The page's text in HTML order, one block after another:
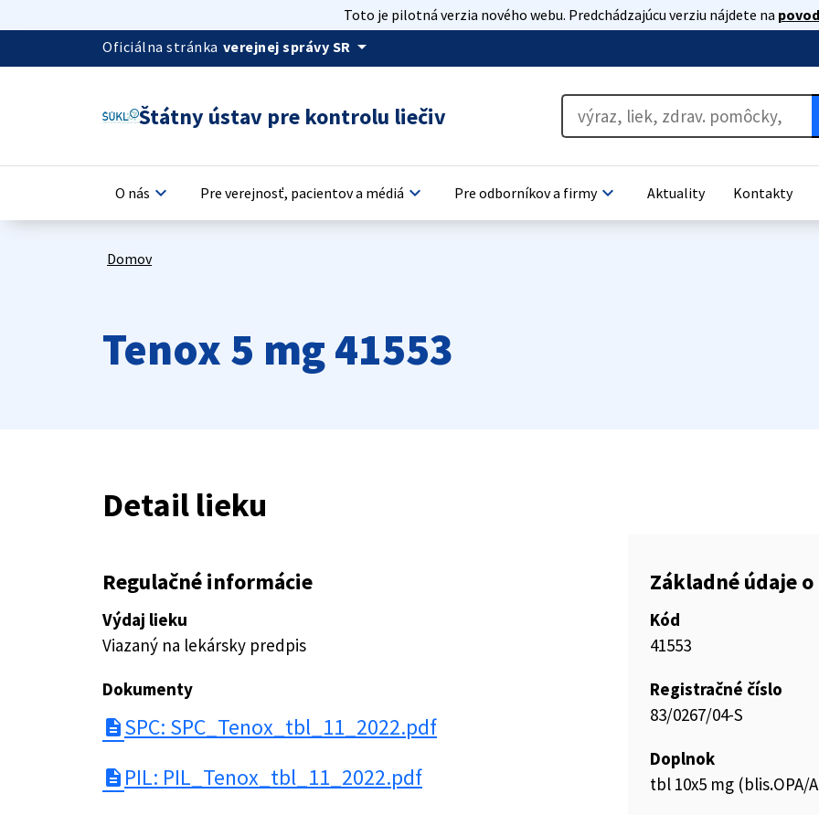
Toto je pilotná verzia nového webu. Predchádzajúcu verziu nájdete na
Oficiálna stránka verejnej správy SR arrow_drop_down
Štátny ústav pre kontrolu liečiv
O nás keyboard_arrow_down Pre verejnosť, pacientov a médiá keyboard_arrow_down Pre odborníkov a firmykeyboard_arrow_down Aktuality Kontakty
Domov
Tenox 5 mg 41553
Detail lieku
Regulačné informácie
Výdaj lieku
Viazaný na lekársky predpis
Dokumenty
description SPC: SPC_Tenox_tbl_11_2022.pdf
description PIL: PIL_Tenox_tbl_11_2022.pdf
Základné údaje
Kód
41553
Registračné číslo
83/0267/04-S
Doplnok
tbl 10x5 mg (blis.OPA/